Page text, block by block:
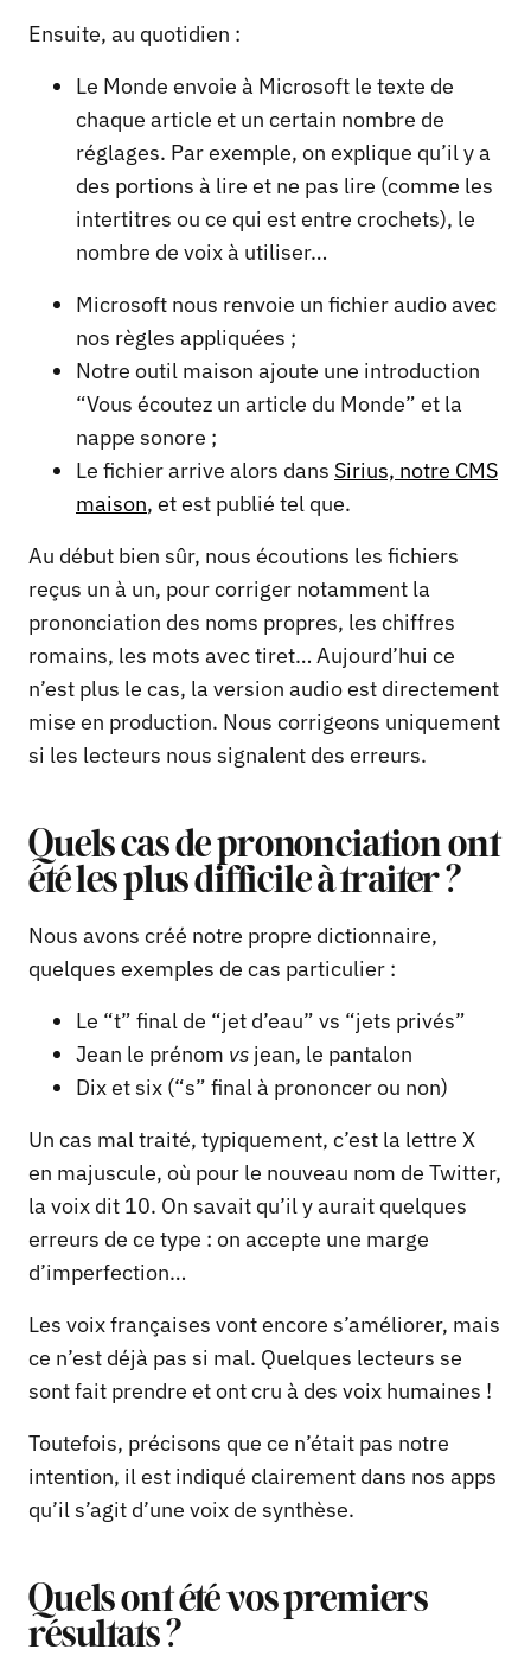
Ensuite, au quotidien :
Le Monde envoie à Microsoft le texte de
chaque article et un certain nombre de
réglages. Par exemple, on explique qu’il y a
des portions à lire et ne pas lire (comme les
intertitres ou ce qui est entre crochets), le
nombre de voix à utiliser…
Microsoft nous renvoie un fichier audio avec
nos règles appliquées ;
Notre outil maison ajoute une introduction
“Vous écoutez un article du Monde” et la
nappe sonore ;
Le fichier arrive alors dans Sirius, notre CMS
maison, et est publié tel que.
Au début bien sûr, nous écoutions les fichiers
reçus un à un, pour corriger notamment la
prononciation des noms propres, les chiffres
romains, les mots avec tiret… Aujourd’hui ce
n’est plus le cas, la version audio est directement
mise en production. Nous corrigeons uniquement
si les lecteurs nous signalent des erreurs.
Quels cas de prononciation ont
été les plus difficile à traiter ?
Nous avons créé notre propre dictionnaire,
quelques exemples de cas particulier :
Le “t” final de “jet d’eau” vs “jets privés”
Jean le prénom vs jean, le pantalon
Dix et six (“s” final à prononcer ou non)
Un cas mal traité, typiquement, c’est la lettre X
en majuscule, où pour le nouveau nom de Twitter,
la voix dit 10. On savait qu’il y aurait quelques
erreurs de ce type : on accepte une marge
d’imperfection…
Les voix françaises vont encore s’améliorer, mais
ce n’est déjà pas si mal. Quelques lecteurs se
sont fait prendre et ont cru à des voix humaines !
Toutefois, précisons que ce n’était pas notre
intention, il est indiqué clairement dans nos apps
qu’il s’agit d’une voix de synthèse.
Quels ont été vos premiers
résultats ?